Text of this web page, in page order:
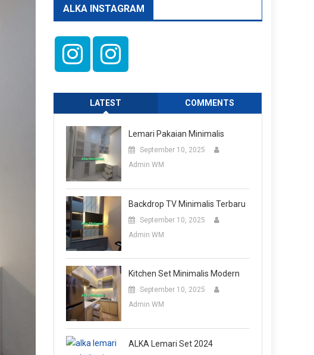
ALKA INSTAGRAM
LATEST COMMENTS
Lemari Pakaian Minimalis
September 10, 2025
Admin WM
Backdrop TV Minimalis Terbaru
September 10, 2025
Admin WM
Kitchen Set Minimalis Modern
September 10, 2025
Admin WM
ALKA Lemari Set 2024